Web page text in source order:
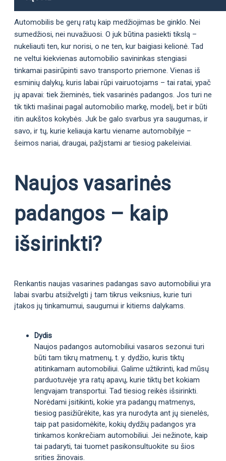
Automobilis be gerų ratų kaip medžiojimas be ginklo. Nei
sumedžiosi, nei nuvažiuosi. O juk būtina pasiekti tikslą –
nukeliauti ten, kur norisi, o ne ten, kur baigiasi kelionė. Tad
ne veltui kiekvienas automobilio savininkas stengiasi
tinkamai pasirūpinti savo transporto priemone. Vienas iš
esminių dalykų, kuris labai rūpi vairuotojams – tai ratai, ypač
jų apavai: tiek žieminės, tiek vasarinės padangos. Jos turi ne
tik tikti mašinai pagal automobilio markę, modelį, bet ir būti
itin aukštos kokybės. Juk be galo svarbus yra saugumas, ir
savo, ir tų, kurie keliauja kartu viename automobilyje –
šeimos nariai, draugai, pažįstami ar tiesiog pakeleiviai.
Naujos vasarinės
padangos – kaip
išsirinkti?
Renkantis naujas vasarines padangas savo automobiliui yra
labai svarbu atsižvelgti į tam tikrus veiksnius, kurie turi
įtakos jų tinkamumui, saugumui ir kitiems dalykams.
Dydis
Naujos padangos automobiliui vasaros sezonui turi
būti tam tikrų matmenų, t. y. dydžio, kuris tiktų
atitinkamam automobiliui. Galime užtikrinti, kad mūsų
parduotuvėje yra ratų apavų, kurie tiktų bet kokiam
lengvajam transportui. Tad tiesiog reikės išsirinkti.
Norėdami įsitikinti, kokie yra padangų matmenys,
tiesiog pasižiūrėkite, kas yra nurodyta ant jų sienelės,
taip pat pasidomėkite, kokių dydžių padangos yra
tinkamos konkrečiam automobiliui. Jei nežinote, kaip
tai padaryti, tai tuomet pasikonsultuokite su šios
srities žinovais.